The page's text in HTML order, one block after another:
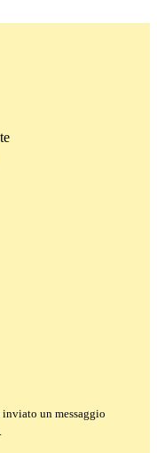
inviato un messaggio